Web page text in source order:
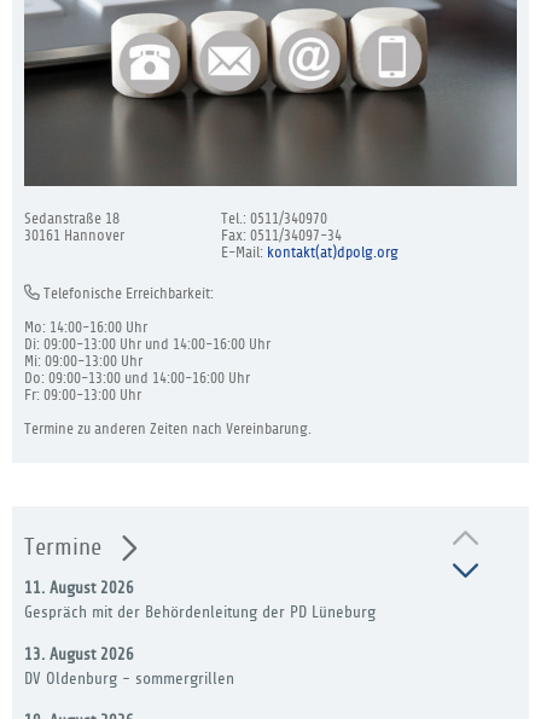
Sedanstraße 18
30161 Hannover
Tel.: 0511/340970
Fax: 0511/34097-34
E-Mail: kontakt(at)dpolg.org
Telefonische Erreichbarkeit:
Mo: 14:00-16:00 Uhr
Di: 09:00-13:00 Uhr und 14:00-16:00 Uhr
Mi: 09:00-13:00 Uhr
Do: 09:00-13:00 und 14:00-16:00 Uhr
Fr: 09:00-13:00 Uhr
Termine zu anderen Zeiten nach Vereinbarung.
Termine
11. August 2026
Gespräch mit der Behördenleitung der PD Lüneburg
13. August 2026
DV Oldenburg - sommergrillen